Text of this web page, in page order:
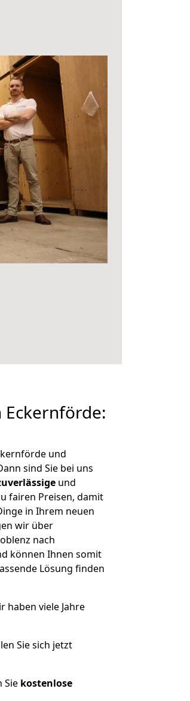
Eckernförde:
und
sind Sie bei uns
und
fairen Preisen, damit
in Ihrem neuen
wir über
nach
können Ihnen somit
Lösung finden
haben viele Jahre
Sie sich jetzt
Sie kostenlose